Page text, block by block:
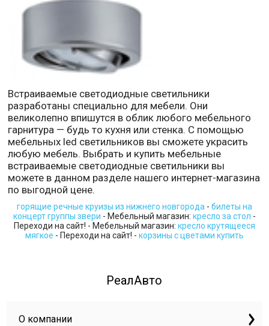
Встраиваемые светодиодные светильники
разработаны специально для мебели. Они
великолепно впишутся в облик любого мебельного
гарнитура — будь то кухня или стенка. С помощью
мебельных led светильников вы сможете украсить
любую мебель. Выбрать и купить мебельные
встраиваемые светодиодные светильники вы
можете в данном разделе нашего интернет-магазина
по выгодной цене.
горящие речные круизы из нижнего новгорода - билеты на
концерт группы звери - Мебельный магазин: кресло за стол -
Переходи на сайт! - Мебельный магазин: кресло крутящееся
мягкое - Переходи на сайт! - корзины с цветами купить
РеалАвто
О компании